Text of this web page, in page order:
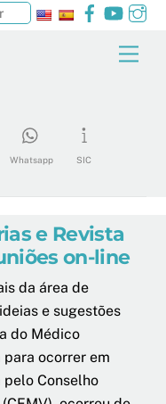
Facebook
Whatsapp SIC
e Revista
on-line
da área de
e sugestões
do Médico
ocorrer em
pelo Conselho